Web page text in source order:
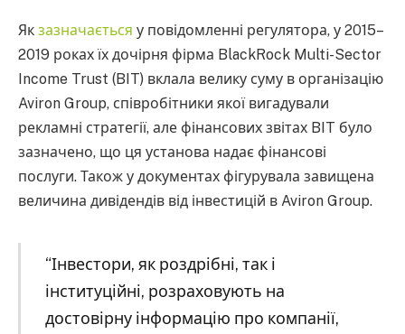
Як зазначається у повідомленні регулятора, у 2015–
2019 роках їх дочірня фірма BlackRock Multi-Sector
Income Trust (BIT) вклала велику суму в організацію
Aviron Group, співробітники якої вигадували
рекламні стратегії, але фінансових звітах BIT було
зазначено, що ця установа надає фінансові
послуги. Також у документах фігурувала завищена
величина дивідендів від інвестицій в Aviron Group.
“Інвестори, як роздрібні, так і
інституційні, розраховують на
достовірну інформацію про компанії,